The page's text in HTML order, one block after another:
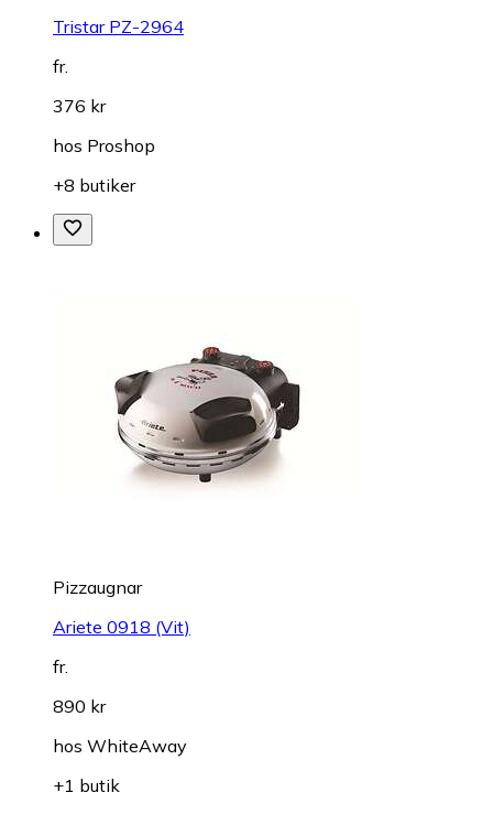
Tristar PZ-2964
fr.
376 kr
hos Proshop
+8 butiker
Pizzaugnar
Ariete 0918 (Vit)
fr.
890 kr
hos WhiteAway
+1 butik